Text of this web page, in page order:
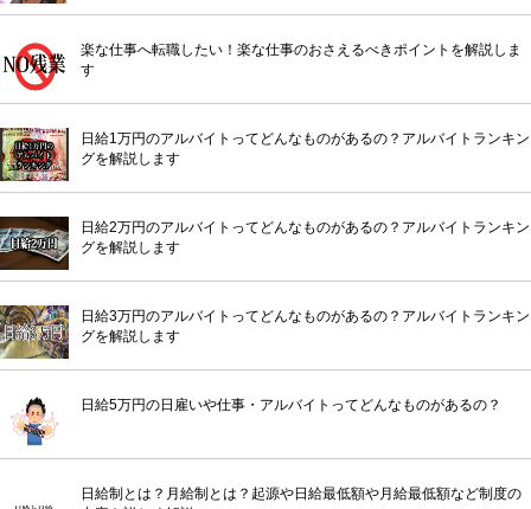
楽な仕事へ転職したい！楽な仕事のおさえるべきポイントを解説しま
す
日給1万円のアルバイトってどんなものがあるの？アルバイトランキン
グを解説します
日給2万円のアルバイトってどんなものがあるの？アルバイトランキン
グを解説します
日給3万円のアルバイトってどんなものがあるの？アルバイトランキン
グを解説します
日給5万円の日雇いや仕事・アルバイトってどんなものがあるの？
日給制とは？月給制とは？起源や日給最低額や月給最低額など制度の